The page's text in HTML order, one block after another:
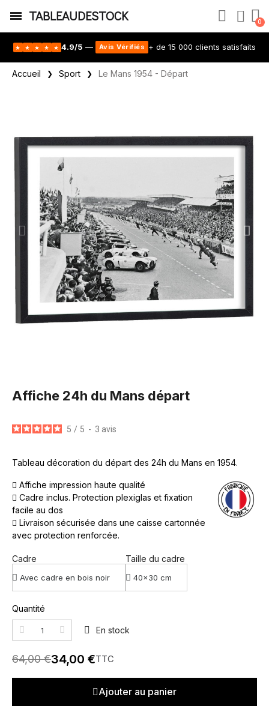
TABLEAUDESTOCK
★ ★ ★ ★ ★ 4.9/5 — Avis Vérifiés + de 15 000 clients satisfaits
Accueil Sport Le Mans 1954 - Départ
Affiche 24h du Mans départ
5 / 5 - 3 avis
Tableau décoration du départ des 24h du Mans en 1954.
Affiche impression haute qualité
Cadre inclus. Protection plexiglas et fixation
facile au dos
Livraison sécurisée dans une caisse cartonnée
avec protection renforcée.
Cadre Taille du cadre
Quantité
En stock
64,00 €34,00 €TTC
Ajouter au panier